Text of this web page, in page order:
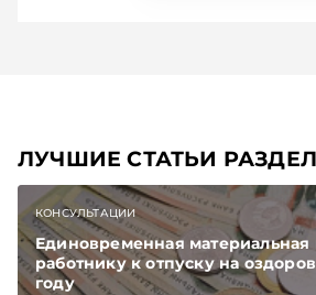
ЛУЧШИЕ СТАТЬИ
КОНСУЛЬТАЦИИ
Единовременная
работнику к отпуску на
году